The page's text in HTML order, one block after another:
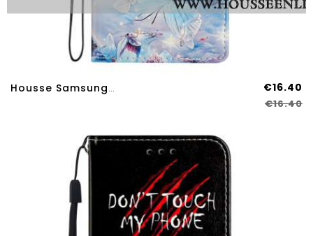
Housse Samsung Galaxy A17 4G / 5G Papillon Océanique €16.40
€16.40